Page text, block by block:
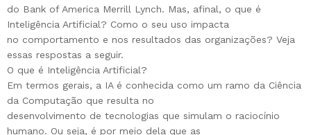
do Bank of America Merrill Lynch. Mas, afinal, o que é
Inteligência Artificial? Como o seu uso impacta
no comportamento e nos resultados das organizações? Veja
essas respostas a seguir.
O que é Inteligência Artificial?
Em termos gerais, a IA é conhecida como um ramo da Ciência
da Computação que resulta no
desenvolvimento de tecnologias que simulam o raciocínio
humano. Ou seja, é por meio dela que as